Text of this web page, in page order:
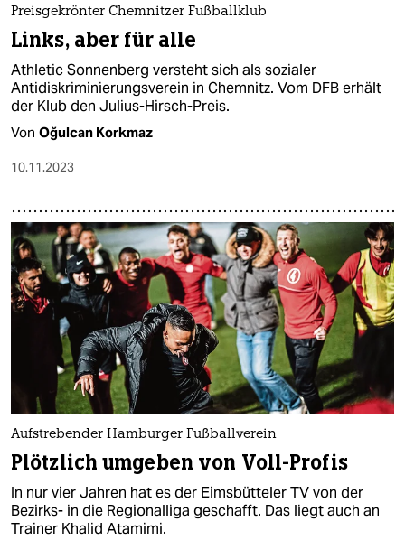
Preisgekrönter Chemnitzer Fußballklub
Links, aber für alle
Athletic Sonnenberg versteht sich als sozialer
Antidiskriminierungsverein in Chemnitz. Vom DFB erhält
der Klub den Julius-Hirsch-Preis.
Von Oğulcan Korkmaz
10.11.2023
Aufstrebender Hamburger Fußballverein
Plötzlich umgeben von Voll-Profis
In nur vier Jahren hat es der Eimsbütteler TV von der
Bezirks- in die Regionalliga geschafft. Das liegt auch an
Trainer Khalid Atamimi.